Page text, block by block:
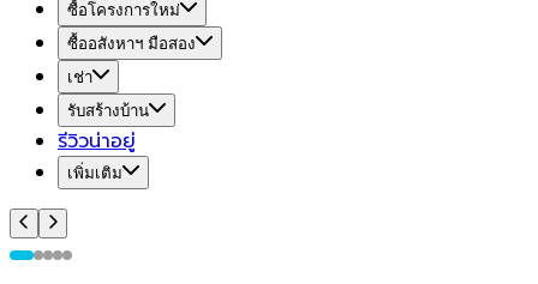
ซื้อโครงการใหม่
ซื้ออสังหาฯ มือสอง
เช่า
รับสร้างบ้าน
รีวิวน่าอยู่
เพิ่มเติม